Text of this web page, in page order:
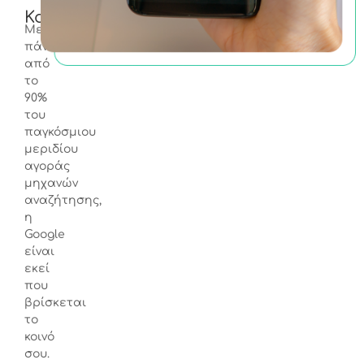
Κοινού
Με
πάνω
από
το
90%
του
παγκόσμιου
μεριδίου
αγοράς
μηχανών
αναζήτησης,
η
Google
είναι
εκεί
που
βρίσκεται
το
κοινό
σου.